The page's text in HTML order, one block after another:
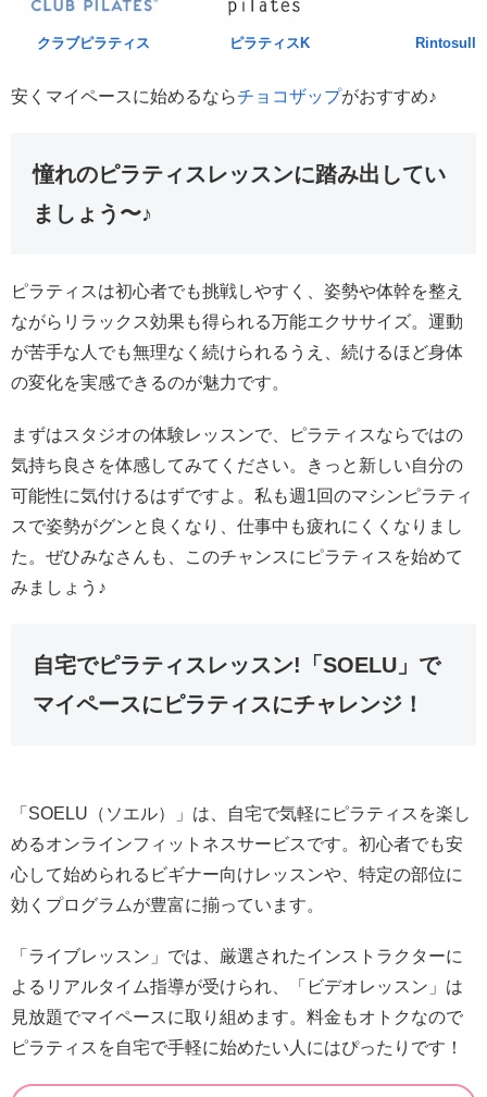
クラブピラティス ピラティスK Rintosull
安くマイペースに始めるならチョコザップがおすすめ♪
憧れのピラティスレッスンに踏み出してい
ましょう〜♪
ピラティスは初心者でも挑戦しやすく、姿勢や体幹を整え
ながらリラックス効果も得られる万能エクササイズ。運動
が苦手な人でも無理なく続けられるうえ、続けるほど身体
の変化を実感できるのが魅力です。
まずはスタジオの体験レッスンで、ピラティスならではの
気持ち良さを体感してみてください。きっと新しい自分の
可能性に気付けるはずですよ。私も週1回のマシンピラティ
スで姿勢がグンと良くなり、仕事中も疲れにくくなりまし
た。ぜひみなさんも、このチャンスにピラティスを始めて
みましょう♪
自宅でピラティスレッスン!「SOELU」で
マイペースにピラティスにチャレンジ！
「SOELU（ソエル）」は、自宅で気軽にピラティスを楽し
めるオンラインフィットネスサービスです。初心者でも安
心して始められるビギナー向けレッスンや、特定の部位に
効くプログラムが豊富に揃っています。
「ライブレッスン」では、厳選されたインストラクターに
よるリアルタイム指導が受けられ、「ビデオレッスン」は
見放題でマイペースに取り組めます。料金もオトクなので
ピラティスを自宅で手軽に始めたい人にはぴったりです！